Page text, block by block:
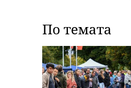
По темата